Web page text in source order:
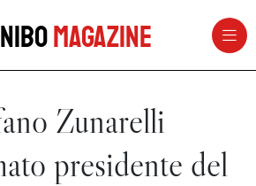
Magazine
Zunarelli
presidente del